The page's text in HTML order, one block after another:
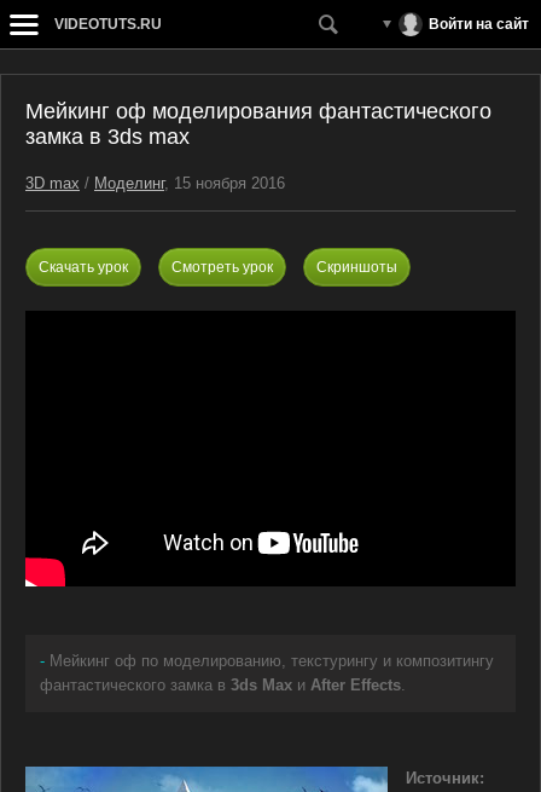
VIDEOTUTS.RU Войти на сайт
Мейкинг оф моделирования фантастического
замка в 3ds max
3D max / Моделинг, 15 ноября 2016
Скачать урок Смотреть урок Скриншоты
- Мейкинг оф по моделированию, текстурингу и композитингу
фантастического замка в 3ds Max и After Effects.
Источник: